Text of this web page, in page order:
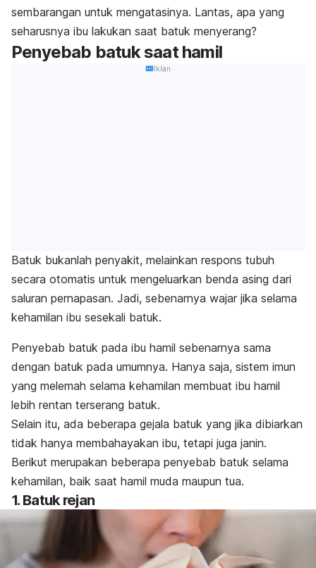
sembarangan untuk mengatasinya. Lantas, apa yang
seharusnya ibu lakukan saat batuk menyerang?
Penyebab batuk saat hamil
Iklan
Batuk bukanlah penyakit, melainkan respons tubuh
secara otomatis untuk mengeluarkan benda asing dari
saluran pernapasan. Jadi, sebenarnya wajar jika selama
kehamilan ibu sesekali batuk.
Penyebab batuk pada ibu hamil sebenarnya sama
dengan batuk pada umumnya. Hanya saja, sistem imun
yang melemah selama kehamilan membuat ibu hamil
lebih rentan terserang batuk.
Selain itu, ada beberapa gejala batuk yang jika dibiarkan
tidak hanya membahayakan ibu, tetapi juga janin.
Berikut merupakan beberapa penyebab batuk selama
kehamilan, baik saat hamil muda maupun tua.
1. Batuk rejan